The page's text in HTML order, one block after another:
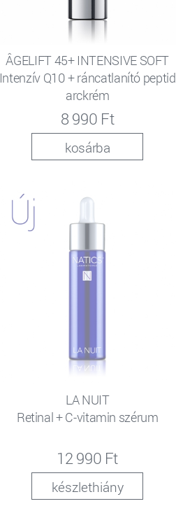
ÂGELIFT 45+ INTENSIVE SOFT
Intenzív Q10 + ráncatlanító peptid
arckrém
8 990 Ft
kosárba
LA NUIT
Retinal + C-vitamin szérum
12 990 Ft
készlethiány